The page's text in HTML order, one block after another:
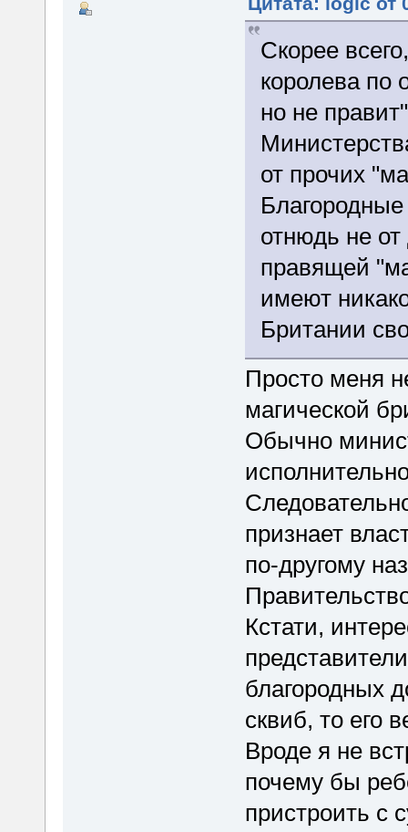
Скорее
королева по
но не
от прочих
отнюдь не
правящей
имеют
Британии
Просто меня
магической
Обычно
признает
по-другому
Кстати,
благородных
сквиб, то его
Вроде я не
почему бы
пристроить с